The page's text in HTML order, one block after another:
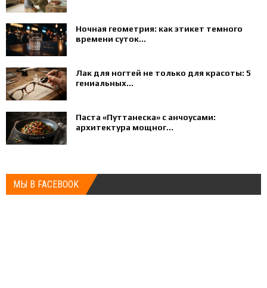
Ночная геометрия: как этикет темного
времени суток...
Лак для ногтей не только для красоты: 5
гениальных...
Паста «Путтанеска» с анчоусами:
архитектура мощног...
МЫ В FACEBOOK